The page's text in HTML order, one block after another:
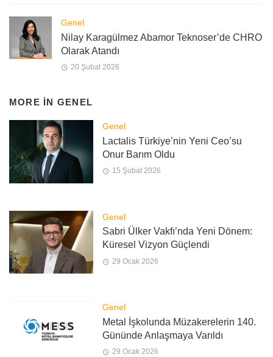
Genel
Nilay Karagülmez Abamor Teknoser’de CHRO
Olarak Atandı
20 Şubat 2026
MORE IN GENEL
Genel
Lactalis Türkiye’nin Yeni Ceo’su
Onur Barım Oldu
15 Şubat 2026
Genel
Sabri Ülker Vakfı’nda Yeni Dönem:
Küresel Vizyon Güçlendi
29 Ocak 2026
Genel
Metal İşkolunda Müzakerelerin 140.
Gününde Anlaşmaya Varıldı
29 Ocak 2026